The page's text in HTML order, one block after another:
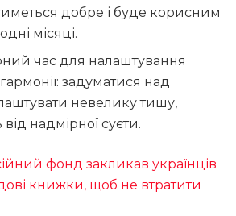
добре і буде корисним
місяці.
час для налаштування
задуматися над
невелику тишу,
надмірної суєти.
фонд закликав українців
книжки, щоб не втратити